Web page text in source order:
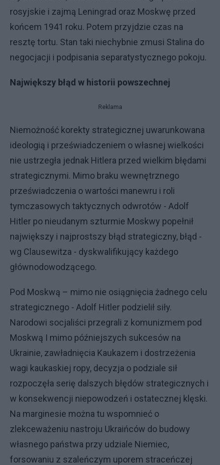
rosyjskie i zajmą Leningrad oraz Moskwę przed
końcem 1941 roku. Potem przyjdzie czas na
resztę tortu. Stan taki niechybnie zmusi Stalina do
negocjacji i podpisania separatystycznego pokoju.
Największy błąd w historii powszechnej
Reklama
Niemożność korekty strategicznej uwarunkowana
ideologią i przeświadczeniem o własnej wielkości
nie ustrzegła jednak Hitlera przed wielkim błędami
strategicznymi. Mimo braku wewnętrznego
przeświadczenia o wartości manewru i roli
tymczasowych taktycznych odwrotów - Adolf
Hitler po nieudanym szturmie Moskwy popełnił
największy i najprostszy błąd strategiczny, błąd -
wg Clausewitza - dyskwalifikujący każdego
głównodowodzącego.
Pod Moskwą – mimo nie osiągnięcia żadnego celu
strategicznego - Adolf Hitler podzielił siły.
Narodowi socjaliści przegrali z komunizmem pod
Moskwą I mimo późniejszych sukcesów na
Ukrainie, zawładnięcia Kaukazem i dostrzeżenia
wagi kaukaskiej ropy, decyzja o podziale sił
rozpoczęła serię dalszych błędów strategicznych i
w konsekwencji niepowodzeń i ostatecznej klęski.
Na marginesie można tu wspomnieć o
zlekceważeniu nastroju Ukraińców do budowy
własnego państwa przy udziale Niemiec,
forsowaniu z szaleńczym uporem straceńczej